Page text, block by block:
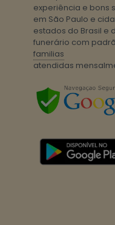
experiência e bons
em São Paulo e
estados do Brasil e
funerário com
familias
atendidas